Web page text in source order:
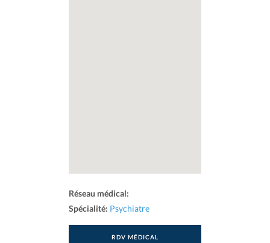
Réseau médical:
Spécialité: Psychiatre
RDV MÉDICAL